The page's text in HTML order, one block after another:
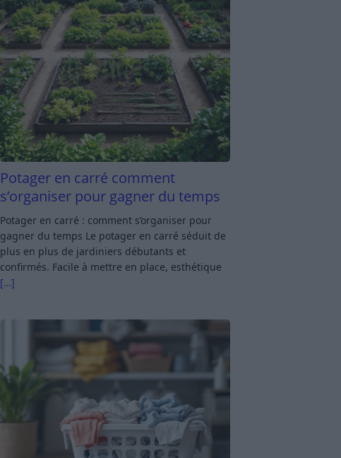
Potager en carré comment
s’organiser pour gagner du temps
Potager en carré : comment s’organiser pour
gagner du temps Le potager en carré séduit de
plus en plus de jardiniers débutants et
confirmés. Facile à mettre en place, esthétique
[…]